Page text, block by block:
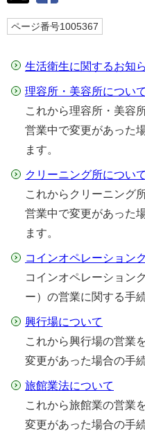
ページ番号1005367
生活衛生に関するお知
理容所・美容所について
これから理容所・美容
営業中で変更があった
ます。
クリーニング所について
これからクリーニング
営業中で変更があった
ます。
コインオペレーション
コインオペレーション
ー）の営業に関する手
興行場について
これから興行場の営業
変更があった場合の手
旅館業法について
これから旅館業の営業
変更があった場合の手